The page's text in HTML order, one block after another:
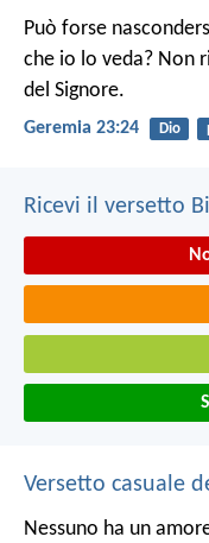
Può forse
che io lo veda? Non
del Signore.
Geremia 23:24 Dio
Ricevi il versetto
Versetto casuale
Nessuno ha un